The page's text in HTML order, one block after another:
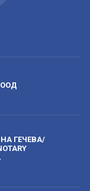
ГЕЧЕВА/